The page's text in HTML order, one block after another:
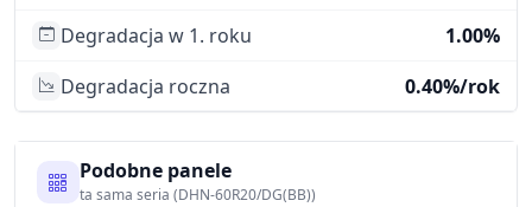
Degradacja w 1. roku
1.00%
Degradacja roczna
0.40%/rok
Podobne panele
ta sama seria (DHN-60R20/DG(BB))